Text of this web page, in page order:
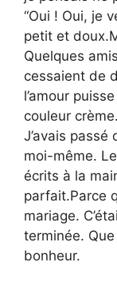
“Oui ! Oui, je
petit et
Quelques
cessaient de
l’amour
couleur crème.
J’avais
moi-même.
écrits à la
parfait.Parce
mariage.
terminée.
bonheur.